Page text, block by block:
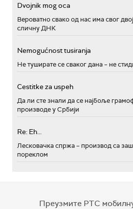
Dvojnik mog oca
Вероватно свако од нас има свог
сличну ДНК
Nemogućnost tusiranja
Не туширате се сваког дана – не
Cestitke za uspeh
Да ли сте знали да се најбоље
производе у Србији
Re: Eh...
Лесковачка спржа – производ са
пореклом
Преузмите РТС